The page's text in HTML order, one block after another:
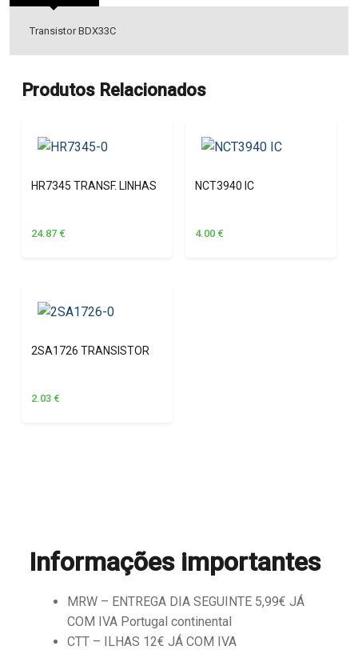
Transistor BDX33C
Produtos Relacionados
HR7345 TRANSF. LINHAS
24.87 €
NCT3940 IC
4.00 €
2SA1726 TRANSISTOR
2.03 €
Informações importantes
MRW – ENTREGA DIA SEGUINTE 5,99€ JÁ
COM IVA Portugal continental
CTT – ILHAS 12€ JÁ COM IVA